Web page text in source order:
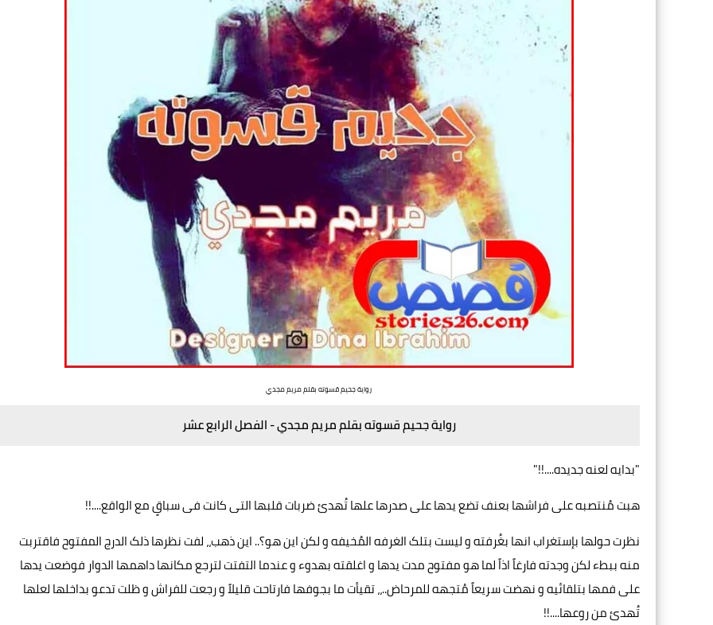
رواية جحيم قسوته بقلم مريم مجدي
رواية جحيم قسوته بقلم مريم مجدي -الفصل الرابع عشر
"بدایه لعنه جدیده....!!"
هبت مُنتصبه علی فراشها بعنف تضع يدها علی صدرها علها تُهدئ ضربات قلبها التی کانت فی سباقٍ مع الواقع....!!
نظرت حولها بإستغراب انها بغُرفته و ليست بتلک الغرفه المُخیفه و لکن این هو؟.. این ذهب،، لفت نظرها ذلک الدرج المفتوح فاقتربت
منه ببطء لکن وجدته فارغاً اذاً لما هو مفتوح مدت يدها و اغلقته بهدوء و عندما التفتت لترجع مکانها داهمها الدوار فوضعت یدها
علی فمها بتلقائيه و نهضت سريعاً مُتجهه للمرحاض..،، تقیأت ما بجوفها فارتاحت قليلاً و رجعت للفراش و ظلت تدعو بداخلها لعلها
تُهدئ من روعها....!!